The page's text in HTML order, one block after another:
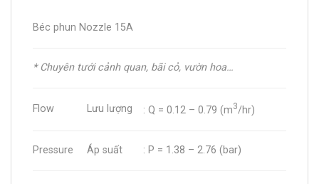
Béc phun Nozzle 15A
* Chuyên tưới cảnh quan, bãi cỏ, vườn hoa…
Flow Lưu lượng : Q = 0.12 – 0.79 (m3/hr)
Pressure Áp suất : P = 1.38 – 2.76 (bar)